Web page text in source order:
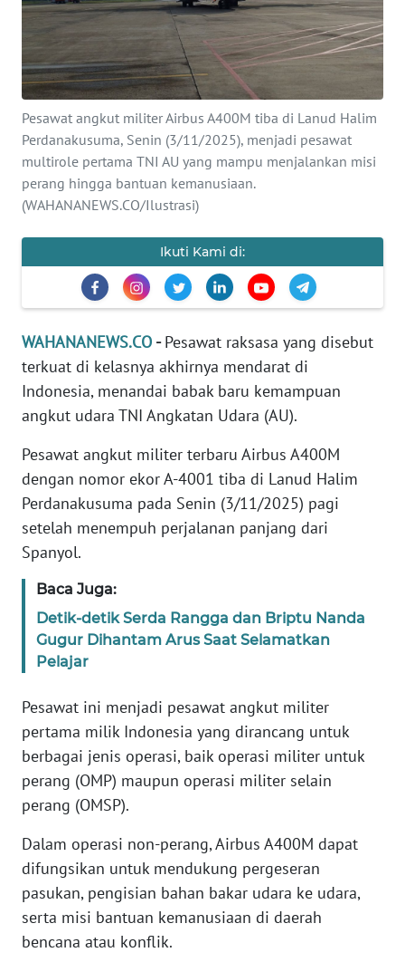
Pesawat angkut militer Airbus A400M tiba di Lanud Halim
Perdanakusuma, Senin (3/11/2025), menjadi pesawat
multirole pertama TNI AU yang mampu menjalankan misi
perang hingga bantuan kemanusiaan.
(WAHANANEWS.CO/Ilustrasi)
Ikuti Kami di:
WAHANANEWS.CO -Pesawat raksasa yang disebut
terkuat di kelasnya akhirnya mendarat di
Indonesia, menandai babak baru kemampuan
angkut udara TNI Angkatan Udara (AU).
Pesawat angkut militer terbaru Airbus A400M
dengan nomor ekor A-4001 tiba di Lanud Halim
Perdanakusuma pada Senin (3/11/2025) pagi
setelah menempuh perjalanan panjang dari
Spanyol.
Baca Juga:
Detik-detik Serda Rangga dan Briptu Nanda
Gugur Dihantam Arus Saat Selamatkan
Pelajar
Pesawat ini menjadi pesawat angkut militer
pertama milik Indonesia yang dirancang untuk
berbagai jenis operasi, baik operasi militer untuk
perang (OMP) maupun operasi militer selain
perang (OMSP).
Dalam operasi non-perang, Airbus A400M dapat
difungsikan untuk mendukung pergeseran
pasukan, pengisian bahan bakar udara ke udara,
serta misi bantuan kemanusiaan di daerah
bencana atau konflik.
SERBA-SERBI
PENDIDIKAN
OLAHRAGA
OPINI
EDITORIAL
BERITA
KONTAK
KAMI
INFO
IKLAN
TENTANG
KAMI
PEDOMAN
MEDIA
SIBER
KARIR
DISCLAIMER
News
WN
SUMUT